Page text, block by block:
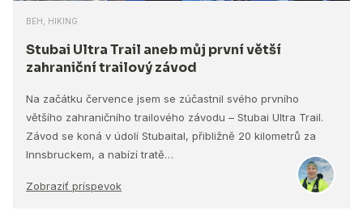
BEH, HIKING
Stubai Ultra Trail aneb můj první větší
zahraniční trailový závod
Na začátku července jsem se zúčastnil svého prvního
většího zahraničního trailového závodu – Stubai Ultra Trail.
Závod se koná v údolí Stubaital, přibližně 20 kilometrů za
Innsbruckem, a nabízí tratě…
Zobraziť príspevok